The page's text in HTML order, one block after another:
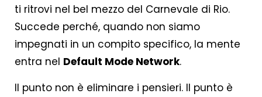
ti ritrovi nel bel mezzo del Carnevale di Rio.
Succede perché, quando non siamo
impegnati in un compito specifico, la mente
entra nel Default Mode Network.
Il punto non è eliminare i pensieri. Il punto è